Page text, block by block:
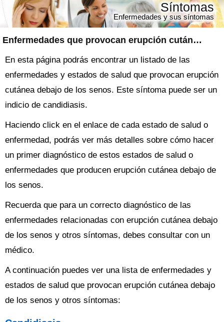
Enfermedades que provocan erupción cutánea debajo de los senos
Síntomas
Enfermedades y sus síntomas
En esta página podrás encontrar un listado de las
enfermedades y estados de salud que provocan erupción
cutánea debajo de los senos. Este síntoma puede ser un
indicio de candidiasis.
Haciendo click en el enlace de cada estado de salud o
enfermedad, podrás ver más detalles sobre cómo hacer
un primer diagnóstico de estos estados de salud o
enfermedades que producen erupción cutánea debajo de
los senos.
Recuerda que para un correcto diagnóstico de las
enfermedades relacionadas con erupción cutánea debajo
de los senos y otros síntomas, debes consultar con un
médico.
A continuación puedes ver una lista de enfermedades y
estados de salud que provocan erupción cutánea debajo
de los senos y otros síntomas: